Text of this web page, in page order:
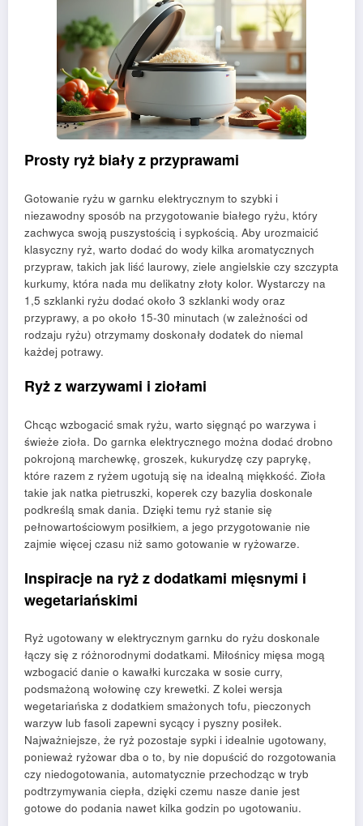
Prosty ryż biały z przyprawami
Gotowanie ryżu w garnku elektrycznym to szybki i
niezawodny sposób na przygotowanie białego ryżu, który
zachwyca swoją puszystością i sypkością. Aby urozmaicić
klasyczny ryż, warto dodać do wody kilka aromatycznych
przypraw, takich jak liść laurowy, ziele angielskie czy szczypta
kurkumy, która nada mu delikatny złoty kolor. Wystarczy na
1,5 szklanki ryżu dodać około 3 szklanki wody oraz
przyprawy, a po około 15-30 minutach (w zależności od
rodzaju ryżu) otrzymamy doskonały dodatek do niemal
każdej potrawy.
Ryż z warzywami i ziołami
Chcąc wzbogacić smak ryżu, warto sięgnąć po warzywa i
świeże zioła. Do garnka elektrycznego można dodać drobno
pokrojoną marchewkę, groszek, kukurydzę czy paprykę,
które razem z ryżem ugotują się na idealną miękkość. Zioła
takie jak natka pietruszki, koperek czy bazylia doskonale
podkreślą smak dania. Dzięki temu ryż stanie się
pełnowartościowym posiłkiem, a jego przygotowanie nie
zajmie więcej czasu niż samo gotowanie w ryżowarze.
Inspiracje na ryż z dodatkami mięsnymi i
wegetariańskimi
Ryż ugotowany w elektrycznym garnku do ryżu doskonale
łączy się z różnorodnymi dodatkami. Miłośnicy mięsa mogą
wzbogacić danie o kawałki kurczaka w sosie curry,
podsmażoną wołowinę czy krewetki. Z kolei wersja
wegetariańska z dodatkiem smażonych tofu, pieczonych
warzyw lub fasoli zapewni sycący i pyszny posiłek.
Najważniejsze, że ryż pozostaje sypki i idealnie ugotowany,
ponieważ ryżowar dba o to, by nie dopuścić do rozgotowania
czy niedogotowania, automatycznie przechodząc w tryb
podtrzymywania ciepła, dzięki czemu nasze danie jest
gotowe do podania nawet kilka godzin po ugotowaniu.